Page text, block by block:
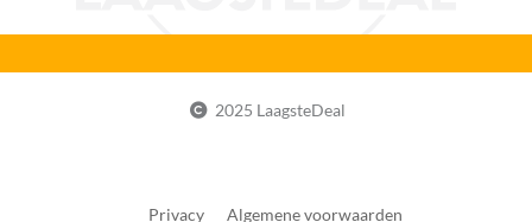
2025 LaagsteDeal
Privacy Algemene voorwaarden